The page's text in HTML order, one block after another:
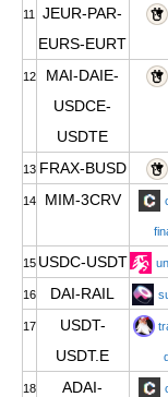
11
JEUR-PAR-
EURS-EURT
12
MAI-DAIE-
USDCE-
USDTE
13 FRAX-BUSD
14 MIM-3CRV
15 USDC-USDT
16 DAI-RAIL
17
USDT-
USDT.E
18
ADAI-